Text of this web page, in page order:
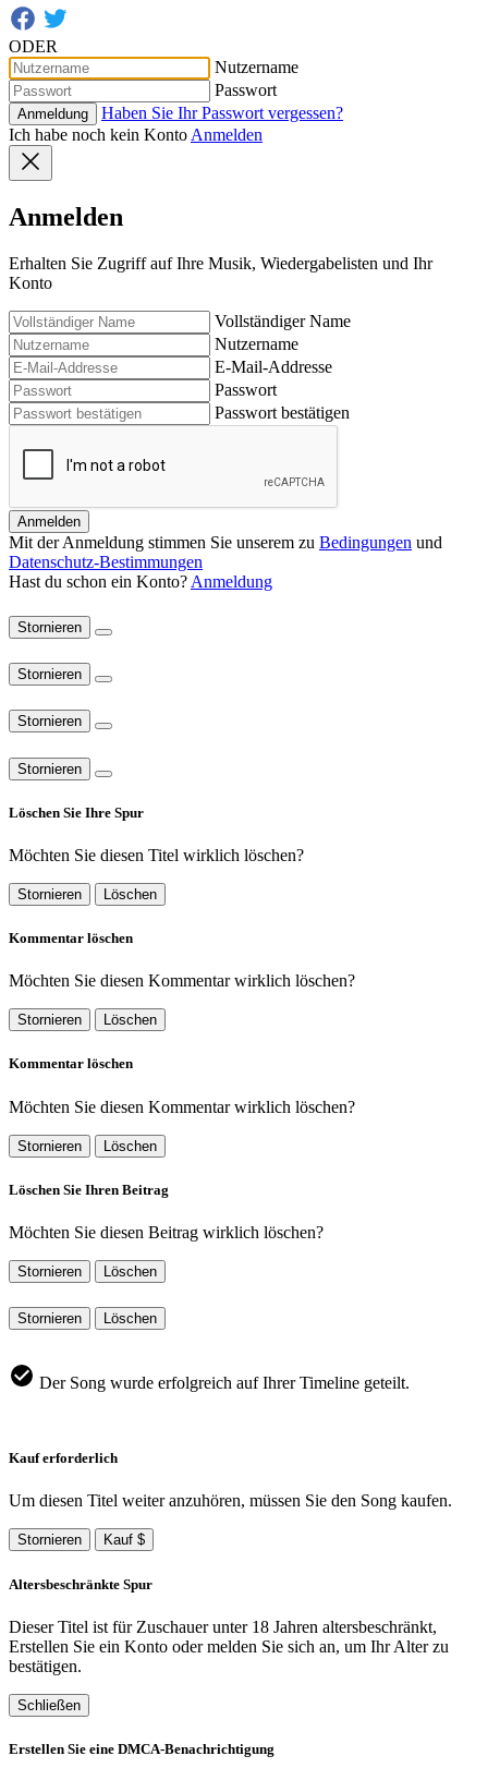
ODER
Nutzername
Passwort
Anmeldung
Haben Sie Ihr Passwort vergessen?
Ich habe noch kein Konto Anmelden
Anmelden
Erhalten Sie Zugriff auf Ihre Musik, Wiedergabelisten und Ihr
Konto
Vollständiger Name
Nutzername
E-Mail-Addresse
Passwort
Passwort bestätigen
Anmelden
Mit der Anmeldung stimmen Sie unserem zu Bedingungen und
Datenschutz-Bestimmungen
Hast du schon ein Konto? Anmeldung
Stornieren
Stornieren
Stornieren
Stornieren
Löschen Sie Ihre Spur
Möchten Sie diesen Titel wirklich löschen?
Stornieren Löschen
Kommentar löschen
Möchten Sie diesen Kommentar wirklich löschen?
Stornieren Löschen
Kommentar löschen
Möchten Sie diesen Kommentar wirklich löschen?
Stornieren Löschen
Löschen Sie Ihren Beitrag
Möchten Sie diesen Beitrag wirklich löschen?
Stornieren Löschen
Stornieren Löschen
Der Song wurde erfolgreich auf Ihrer Timeline geteilt.
Kauf erforderlich
Um diesen Titel weiter anzuhören, müssen Sie den Song kaufen.
Stornieren Kauf $
Altersbeschränkte Spur
Dieser Titel ist für Zuschauer unter 18 Jahren altersbeschränkt,
Erstellen Sie ein Konto oder melden Sie sich an, um Ihr Alter zu
bestätigen.
Schließen
Erstellen Sie eine DMCA-Benachrichtigung